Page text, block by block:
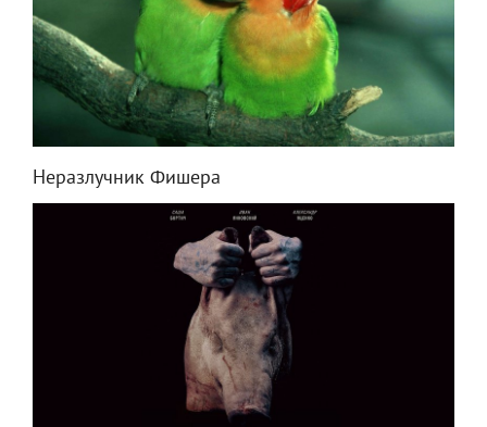
Неразлучник Фишера